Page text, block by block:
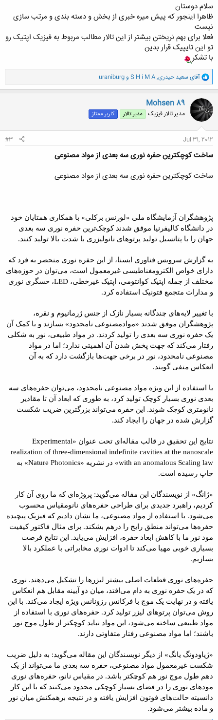
سلام دوستان
ظاهرا اینجور که پیش میره خبری از بخش و دسته بندی و مرتب سازی
نیست
فعلا برای بهم نریختن بیشتر از این تالار مطالب مربوط به فیزیک اپتیک رو
تو این تایپیک قرار بدین
با تشکر
و
ا
ک
ن
ش
ه
ا
آقای سعید حیدری,
S H i M A وuraniburg
Mohsen 89
مدیر تالار فیزیک مدیر تالار کاربر ممتاز
Jul 31, 2012
#3
ساخت کوچکترین حفره نوری سه بعدی از مواد مصنوعی
ساخت کوچکترین حفره نوری سه بعدی از مواد مصنوعی
پژوهشگران آزمایشگاه ملی «لورنس برکلی» با همکاری همتایان خود
در دانشگاه کالیفرنیا موفق شدند کوچک‌ترین حفره نوری سه بعدی
جهان را با پتانسیل تولید پرتو‌های نانولیزری با شدت بالا تولید کنند.
به گزارش سرویس فناوری ایسنا، از این حفره نوری منحصر به فرد که
دارای خواص الکترومغناطیسی غیرمعمول است، می‌توان در حوزه‌های
مختلف از جمله اپتیک کوانتومی، اپتیک غیرخطی، LED، حسگری نوری
و مدارات متجمع فتونیک استفاده کرد.
با تغییر لایه‌های چندگانه بسیار نازک از جنس ژرمانیوم و نقره،
پژوهشگران موفق شدند «موادمصنوعی نامحدود» بسازند و با کمک آن
یک حفره نوری سه بعدی را تولید کردند. در مواد طبیعی، نور به شکلی
رفتار می‌کند که جهت پخش شدن آن اهمیتی ندارد؛ اما در مواد
مصنوعی نامحدود، نور در برخی جهت‌ها بازگشت دارد که به آن
انعکاس منفی گویند.
با استفاده از این ویژه مواد مصنوعی نامحدود، می‌توان حفره‌های سه
بعدی نوری بسیار کوچک تولید کرد، به طوری که ابعاد آن تا مقادیر
نانومتری کوچک ‌شوند. این حفره می‌تواند بزرگترین ضریب شکست
گزارش شده در جهان را ایجاد کند.
نتایج این تحقیق در قالب مقاله‌ای تحت عنوان «Experimental
realization of three-dimensional indefinite cavities at the nanoscale
with an anomalous Scaling law» در نشریه «Nature Photonics» به
چاپ رسیده است.
«ژانگ» از نویسندگان این مقاله می‌گوید: پروژه‌ای که ما روی آن کار
کردیم، راهبرد جدیدی برای طراحی حفره‌های نانومقیاس محسوب
می‌شود. با استفاده از مواد مصنوعی، ما نشان دادیم که فیزیک پیچیده
حفره‌ها می‌تواند منطق رایج را درهم بشکند. برای مثال فاکتور کیفیت
مود نور ما با کاهش ابعاد حفره، افزایش می‌یابد. این نتایج فرصت
بسیاری خوبی مهیا می‌کند تا ادوات نوری مخابراتی با عملکرد بالا
بسازیم.
حفره‌‌های نوری قطعات اصلی بیشتر لیزرها را تشکیل می‌دهند. نوری
که در یک حفره نوری به‌ دام می‌افتد، میان دو آیینه مقابل هم انعکاس
یافته و در نهایت یک موج با فرکانس رزونانس ویژه ایجاد می‌کند. با این
روش می‌توان پرتوهای لیزر تولید کرد. حفره‌های نوری با استفاده از
مواد طبیعی ساخته می‌شود، این مواد نباید کوچکتر از طول موج نور
باشند؛ اما مواد مصنوعی رفتار متفاوتی دارند.
«ژیاودونگ یانگ» از دیگر نویسندگان این مقاله می‌گوید: به‌ دلیل ضریب
شکست غیرمعمول مواد مصنوعی، حفره سه بعدی ما می‌تواند از یک
دهم طول موج نور هم کوچکتر باشد. در مقیاس‌ نانو، حفره‌های نوری
مودهای نوری را در فضای بسیار کوچکی محدود می‌کنند که با این کار
دانسیته حالت‌های فوتون افزایش یافته و در نتیجه برهمکنش میان نور
و ماده بیشتر می‌شود.